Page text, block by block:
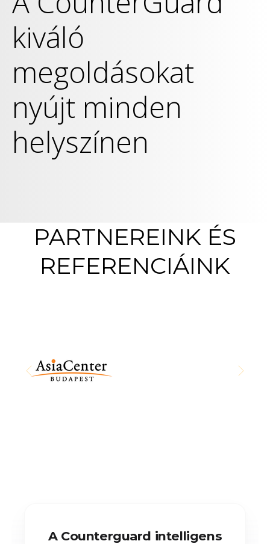
kiváló
megoldásokat
nyújt minden
helyszínen
PARTNEREINK ÉS
REFERENCIÁINK
A Counterguard intelligens